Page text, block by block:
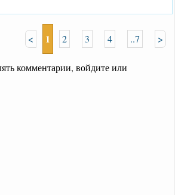
< 1 2 3 4 ..7 >
комментарии, войдите или